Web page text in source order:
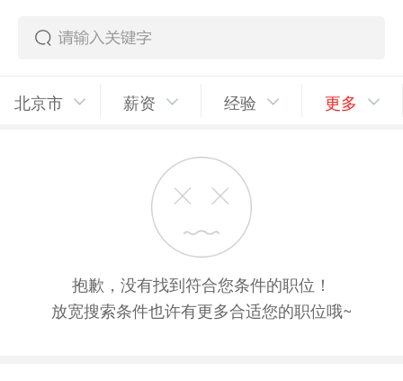
北京市 薪资 经验 更多
抱歉，没有找到符合您条件的职位！
放宽搜索条件也许有更多合适您的职位哦~